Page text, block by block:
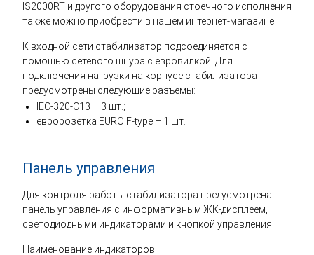
IS2000RT и другого оборудования стоечного исполнения
также можно приобрести в нашем интернет-магазине.
К входной сети стабилизатор подсоединяется с
помощью сетевого шнура с евровилкой. Для
подключения нагрузки на корпусе стабилизатора
предусмотрены следующие разъемы:
IEC-320-C13 – 3 шт.;
евророзетка EURO F-type – 1 шт.
Панель управления
Для контроля работы стабилизатора предусмотрена
панель управления с информативным ЖК-дисплеем,
светодиодными индикаторами и кнопкой управления.
Наименование индикаторов: